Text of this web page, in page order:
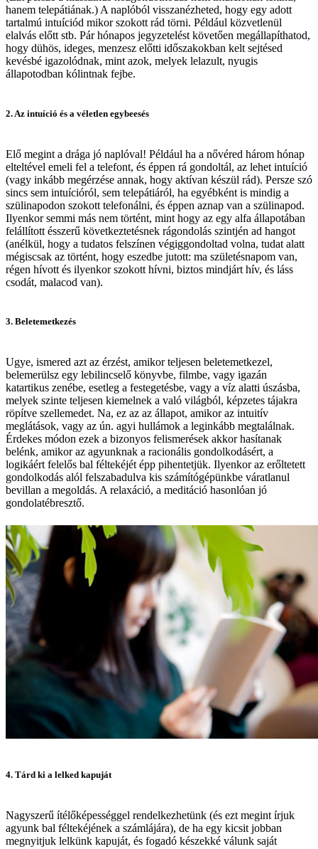
hanem telepátiának.) A naplóból visszanézheted, hogy egy adott
tartalmú intuíciód mikor szokott rád törni. Például közvetlenül
elalvás előtt stb. Pár hónapos jegyzetelést követően megállapíthatod,
hogy dühös, ideges, menzesz előtti időszakokban kelt sejtésed
kevésbé igazolódnak, mint azok, melyek lelazult, nyugis
állapotodban kólintnak fejbe.
2. Az intuíció és a véletlen egybeesés
Elő megint a drága jó naplóval! Például ha a nővéred három hónap
elteltével emeli fel a telefont, és éppen rá gondoltál, az lehet intuíció
(vagy inkább megérzése annak, hogy aktívan készül rád). Persze szó
sincs sem intuícióról, sem telepátiáról, ha egyébként is mindig a
szülinapodon szokott telefonálni, és éppen aznap van a szülinapod.
Ilyenkor semmi más nem történt, mint hogy az egy alfa állapotában
felállított ésszerű következtetésnek rágondolás szintjén ad hangot
(anélkül, hogy a tudatos felszínen végiggondoltad volna, tudat alatt
mégiscsak az történt, hogy eszedbe jutott: ma születésnapom van,
régen hívott és ilyenkor szokott hívni, biztos mindjárt hív, és láss
csodát, malacod van).
3. Beletemetkezés
Ugye, ismered azt az érzést, amikor teljesen beletemetkezel,
belemerülsz egy lebilincselő könyvbe, filmbe, vagy igazán
katartikus zenébe, esetleg a festegetésbe, vagy a víz alatti úszásba,
melyek szinte teljesen kiemelnek a való világból, képzetes tájakra
röpítve szellemedet. Na, ez az az állapot, amikor az intuitív
meglátások, vagy az ún. agyi hullámok a leginkább megtalálnak.
Érdekes módon ezek a bizonyos felismerések akkor hasítanak
belénk, amikor az agyunknak a racionális gondolkodásért, a
logikáért felelős bal féltekéjét épp pihentetjük. Ilyenkor az erőltetett
gondolkodás alól felszabadulva kis számítógépünkbe váratlanul
bevillan a megoldás. A relaxáció, a meditáció hasonlóan jó
gondolatébresztő.
4. Tárd ki a lelked kapuját
Nagyszerű ítélőképességgel rendelkezhetünk (és ezt megint írjuk
agyunk bal féltekéjének a számlájára), de ha egy kicsit jobban
megnyitjuk lelkünk kapuját, és fogadó készekké válunk saját